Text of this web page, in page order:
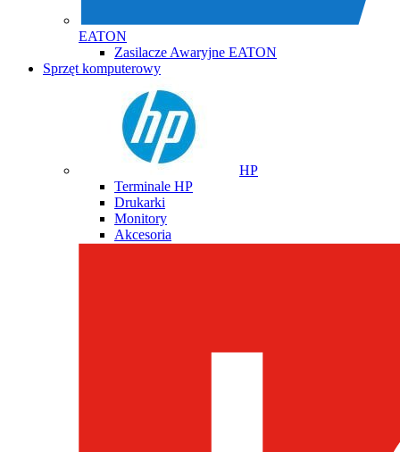
EATON
Zasilacze Awaryjne EATON
Sprzęt komputerowy
HP
Terminale HP
Drukarki
Monitory
Akcesoria